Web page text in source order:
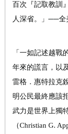
百次『記取教訓
人深省。」──全
「一如記述越戰
年來的謊言，以
雷格．惠特拉克
明公民最終應該
武力是世界上獨
（Christian G.